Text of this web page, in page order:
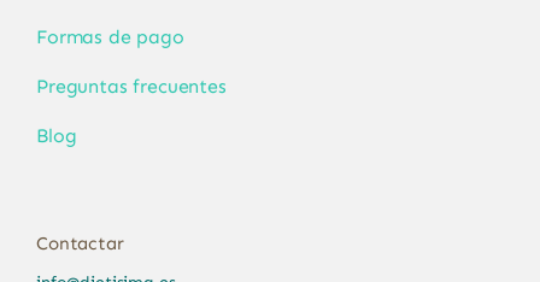
Formas de pago
Preguntas frecuentes
Blog
Contactar